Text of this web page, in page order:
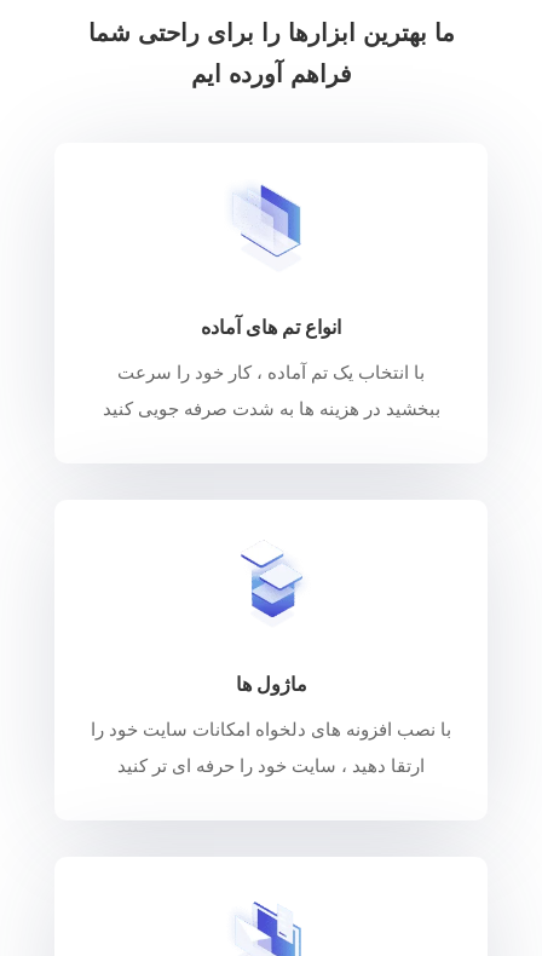
ما بهترین ابزارها را برای راحتی شما
فراهم آورده ایم
انواع تم های آماده
با انتخاب یک تم آماده ، کار خود را سرعت
ببخشید در هزینه ها به شدت صرفه جویی کنید
ماژول ها
با نصب افزونه های دلخواه امکانات سایت خود را
ارتقا دهید ، سایت خود را حرفه ای تر کنید